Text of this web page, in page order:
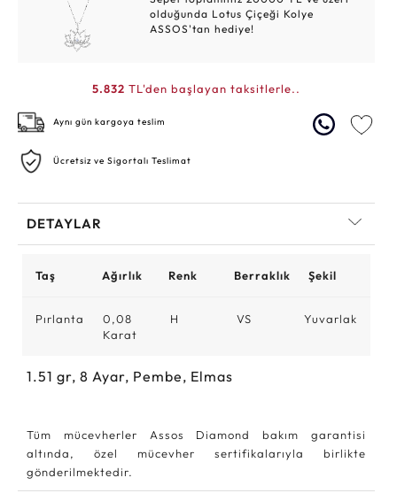
olduğunda Lotus Çiçeği Kolye
ASSOS'tan hediye!
5.832 TL'den başlayan taksitlerle..
Aynı gün kargoya teslim
Ücretsiz ve Sigortalı Teslimat
DETAYLAR
Taş Ağırlık Renk Berraklık Şekil
Pırlanta
0,08
Karat
H VS Yuvarlak
1.51 gr, 8 Ayar, Pembe, Elmas
Tüm mücevherler Assos Diamond bakım garantisi
altında, özel mücevher sertifikalarıyla birlikte
gönderilmektedir.